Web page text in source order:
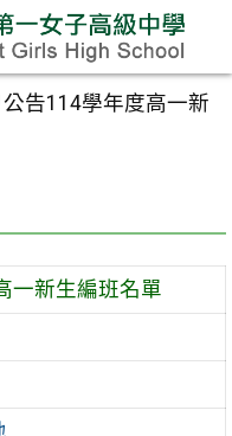
公告114學年度高一新
一新生編班名單